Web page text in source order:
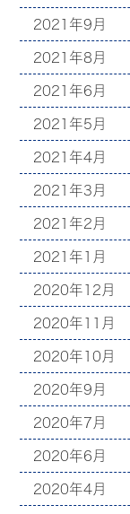
2021年9月
2021年8月
2021年6月
2021年5月
2021年4月
2021年3月
2021年2月
2021年1月
2020年12月
2020年11月
2020年10月
2020年9月
2020年7月
2020年6月
2020年4月